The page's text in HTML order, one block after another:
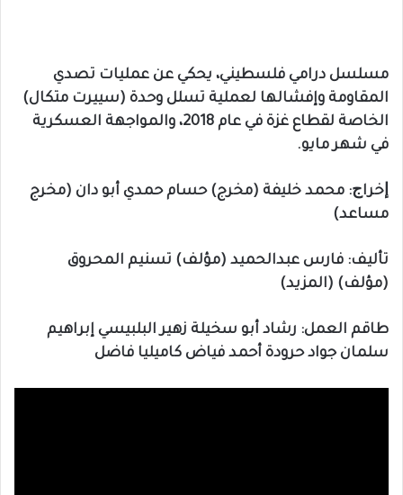
مسلسل درامي فلسطيني، يحكي عن عمليات تصدي
المقاومة وإفشالها لعملية تسلل وحدة (سييرت متكال)
الخاصة لقطاع غزة في عام 2018، والمواجهة العسكرية
في شهر مايو.
ﺇﺧﺮاﺝ: محمد خليفة (مخرج) حسام حمدي أبو دان (مخرج
مساعد)
ﺗﺄﻟﻴﻒ: فارس عبدالحميد (مؤلف) تسنيم المحروق
(مؤلف) (المزيد)
طاقم العمل: رشاد أبو سخيلة زهير البلبيسي إبراهيم
سلمان جواد حرودة أحمد فياض كاميليا فاضل